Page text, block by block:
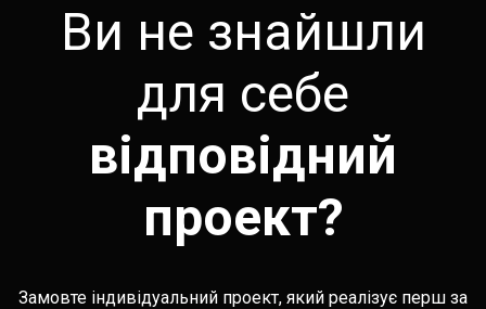
Ви не знайшли
для себе
відповідний
проект?
Замовте індивідуальний проект, який реалізує перш за